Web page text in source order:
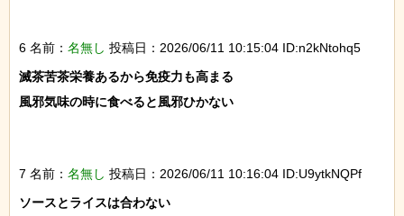
6 名前： 名無し 投稿日：2026/06/11 10:15:04 ID:n2kNtohq5
滅茶苦茶栄養あるから免疫力も高まる
風邪気味の時に食べると風邪ひかない
7 名前： 名無し 投稿日：2026/06/11 10:16:04 ID:U9ytkNQPf
ソースとライスは合わない